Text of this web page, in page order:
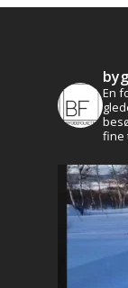
En
fine